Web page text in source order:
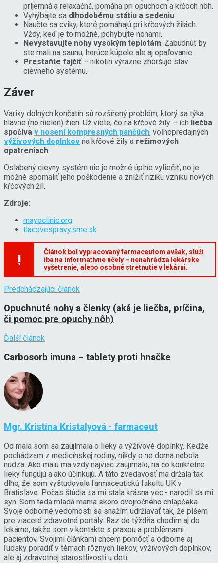
príjemná a relaxačná, pomáha pri opuchoch a kŕčoch nôh.
Vyhýbajte sa dlhodobému státiu a sedeniu.
Naučte sa cviky, ktoré pomáhajú pri kŕčových žilách.
Vždy, keď je to možné, pohybujte nohami.
Nevystavujte nohy vysokým teplotám. Zabudnúť by
ste mali na saunu, horúce kúpele ale aj opaľovanie.
Prestaňte fajčiť– nikotín výrazne zhoršuje stav
cievneho systému.
Záver
Varixy dolných končatín sú rozšírený problém, ktorý sa týka
hlavne (no nielen) žien. Už viete, čo na kŕčové žily – ich liečba
spočíva v nosení kompresných pančúch, voľnopredajných
výživových doplnkov na kŕčové žily a režimových
opatreniach.
Oslabený cievny systém nie je možné úplne vyliečiť, no je
možné spomaliť jeho poškodenie a znížiť riziku vzniku nových
kŕčových žíl.
Zdroje:
mayoclinic.org
tlacovespravy.sme.sk
!
Článok bol vypracovaný farmaceutom avšak, slúži
iba na informatívne účely – nenahrádza lekárske
vyšetrenie, alebo osobné stretnutie v lekárni.
Predchádzajúci článok
Opuchnuté nohy a členky (aká je liečba, príčina,
či pomoc pre opuchy nôh)
Ďalší článok
Carbosorb imuna – tablety proti hnačke
Mgr. Kristína Kristalyová - farmaceut
Od mala som sa zaujímala o lieky a výživové doplnky. Keďže
pochádzam z medicínskej rodiny, nikdy o ne doma nebola
núdza. Ako malú ma vždy najviac zaujímalo, na čo konkrétne
lieky fungujú a ako účinkujú. A táto zvedavosť ma držala tak
dlho, že som vyštudovala farmaceutickú fakultu UK v
Bratislave. Počas štúdia sa mi stala krásna vec - narodil sa mi
syn. Som teda mladá mama skoro dvojročného chlapčeka.
Svoje odborné vedomosti sa snažím udržiavať tak, že píšem
pre viaceré zdravotné portály. Raz do týždňa chodím aj do
lekárne, takže som v kontakte s praxou a problémami
pacientov. Svojimi článkami chcem pomôcť a odborne aj
ľudsky poradiť v témach rôznych liekov, výživových doplnkov,
ale aj zdravotnej starostlivosti u detí.